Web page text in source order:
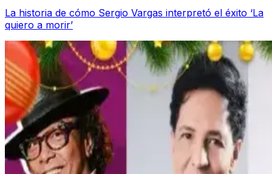
La historia de cómo Sergio Vargas interpretó el éxito ‘La
quiero a morir’